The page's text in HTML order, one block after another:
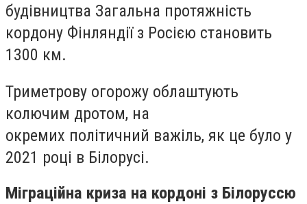
будівництва Загальна протяжність
кордону Фінляндії з Росією становить
1300 км.
Триметрову огорожу облаштують
колючим дротом, на
окремих політичний важіль, як це було у
2021 році в Білорусі.
Міграційна криза на кордоні з Білоруссю